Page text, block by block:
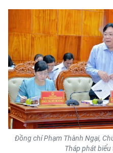
Infographic
TIN MỚI
TIN ĐỊA PHƯƠNG
Trung du và miền núi
Đồng bằng sông Hồng
Bắc Trung Bộ
Đồng chí Phạm Thành Ngại,
Tháp phát biểu